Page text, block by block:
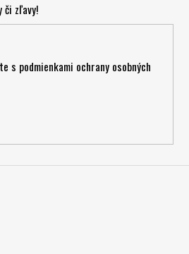
a
c
p
v
ý
či zľavy!
s podmienkami ochrany osobných